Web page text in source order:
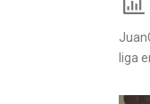
liga